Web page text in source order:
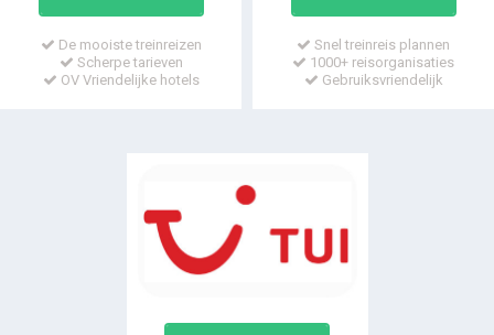
De mooiste treinreizen
Scherpe tarieven
OV Vriendelijke hotels
Snel treinreis plannen
1000+ reisorganisaties
Gebruiksvriendelijk